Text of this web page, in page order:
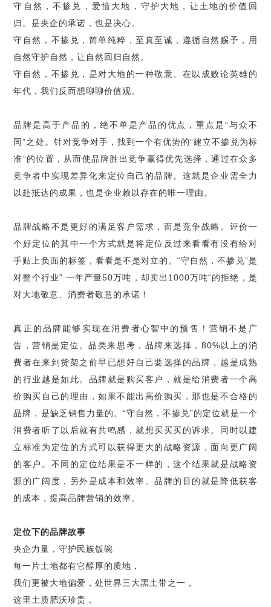
守自然，不掺兑，爱惜大地，守护大地，让土地的价值回
归。是央企的承诺，也是决心。
守自然，不掺兑，简单纯粹，至真至诚，遵循自然赐予，用
自然守护自然，让自然回归自然。
守自然，不掺兑，是对大地的一种敬意。在以成败论英雄的
年代，我们反而想聊聊价值观。
品牌是高于产品的，绝不单是产品的优点，重点是“与众不
同”之处。针对竞争对手，找到一个有优势的“建立不掺兑为标
准”的位置，从而使品牌胜出竞争赢得优先选择，通过在众多
竞争者中实现差异化来定位自己的品牌。这就是企业需全力
以赴抵达的成果，也是企业赖以存在的唯一理由。
品牌战略不是更好的满足客户需求，而是竞争战略。评价一
个好定位的其中一个方式就是将定位反过来看看有没有给对
手贴上负面的标签，看看是不是对立的。“守自然，不掺兑”是
对整个行业” 一年产量50万吨，却卖出 1000万吨“的拒绝，是
对大地敬意、消费者敬意的承诺！
真正的品牌能够实现在消费者心智中的预售！营销不是广
告，营销是定位。品类来思考，品牌来选择， 80%以上的消
费者在来到货架之前早已想好自己要选择的品牌，越是成熟
的行业越是如此。品牌就是购买客户，就是给消费者一个高
价购买自己的理由，如果不能出高价购买，那也是不合格的
品牌，是缺乏销售力量的。 “守自然，不掺兑”的定位就是一个
消费者听了以后就有共鸣感，就想买买买的诉求。同时以建
立标准为定位的方式可以获得更大的战略资源，面向更广阔
的客户。不同的定位结果是不一样的，这个结果就是战略资
源的广阔度，另外是成本和效率。品牌的目的就是降低获客
的成本，提高品牌营销的效率。
定位下的品牌故事
央企力量，守护民族饭碗
每一片土地都有它醇厚的质地，
我们更被大地偏爱，处世界三大黑土带之一，
这里土质肥沃珍贵，